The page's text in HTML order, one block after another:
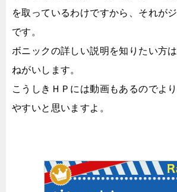
を取っているわけですから、それが
です。
ボニックの詳しい説明を知りたい方
ねがいします。
こうしきＨＰには動画もあるのでよ
やすいと思いますよ。